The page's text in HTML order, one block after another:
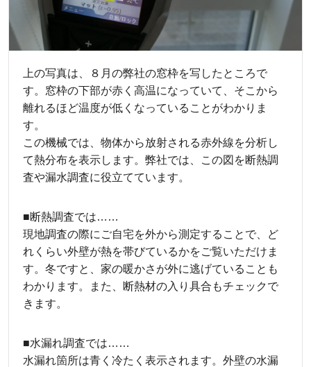
上の写真は、８月の弊社の窓枠を写したところで
す。窓枠の下部が赤く高温になっていて、そこから
離れるほど温度が低くなっていることがわかりま
す。
この機械では、物体から放射される赤外線を分析し
て熱分布を表示します。弊社では、この図を断熱調
査や漏水調査に役立てています。
■断熱調査では……
現地調査の際にご自宅を外から測定することで、ど
れくらい外壁が熱を帯びているかをご覧いただけま
す。冬ですと、家の暖かさが外に逃げていることも
わかります。また、断熱材の入り具合もチェックで
きます。
■水漏れ調査では……
水漏れ箇所は青く冷たく表示されます。外壁の水漏